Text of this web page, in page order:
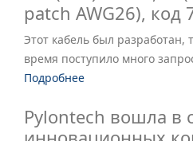
patch AWG26), код
Этот кабель был разработан,
время поступило много
Подробнее
Pylontech вошла в